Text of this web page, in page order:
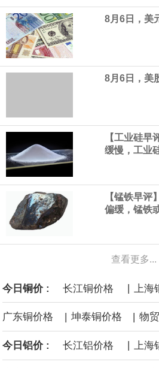
国“元”公司应向该州一项基金支
使用其产品而面临的心理健康问
一场审判。在那次审判中，新墨
导致青少年心理健康问题及利
3.75亿美元的罚款。这5.67亿美
白宫已邀请美国关键矿产行业的
会面。据知情人士透露，此次活
加工所做的努力，并计划公布一
当地时间8月6日，德国能源企业
国内政部达成和解协议，美国政
将放弃位于纽约湾、加州近海和
8月6日，美
8月6日，美
【工业硅早
缓慢，工业
【锰铁早评
偏缓，锰铁
查看更多...
今日铜价 : 长江铜价格 | 上
广东铜价格 | 坤泰铜价格 | 物
今日铝价 : 长江铝价格 上